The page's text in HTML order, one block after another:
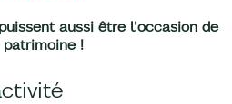
aussi être l'occasion de
!